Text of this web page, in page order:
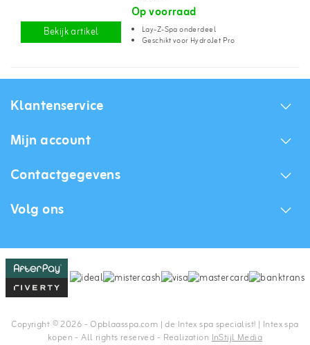
Bekijk artikel
Op voorraad
Lay-Z-Spa onderdeel
Geschikt voor HydroJet Pro
Klantenservice
Mijn account
Contactgegevens
Volg ons
Copyright © 2026 - Opblaasspa.com | de Intex spa specialist! | Intex spa
kopen - All rights reserved - RealizationInStijl Media